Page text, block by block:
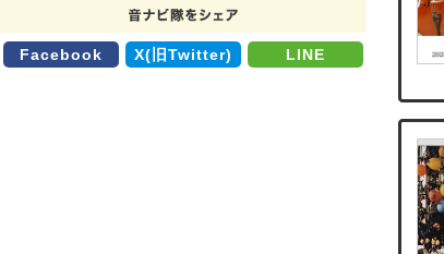
Facebook X(旧Twitter) LINE